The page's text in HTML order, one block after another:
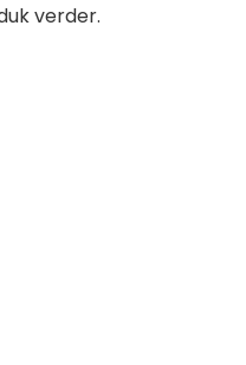
verder.